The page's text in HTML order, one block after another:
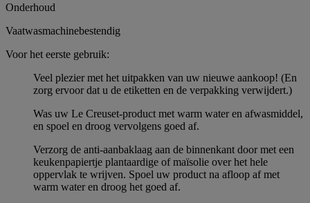
Onderhoud
Vaatwasmachinebestendig
Voor het eerste gebruik:
Veel plezier met het uitpakken van uw nieuwe aankoop! (En
zorg ervoor dat u de etiketten en de verpakking verwijdert.)
Was uw Le Creuset-product met warm water en afwasmiddel,
en spoel en droog vervolgens goed af.
Verzorg de anti-aanbaklaag aan de binnenkant door met een
keukenpapiertje plantaardige of maïsolie over het hele
oppervlak te wrijven. Spoel uw product na afloop af met
warm water en droog het goed af.